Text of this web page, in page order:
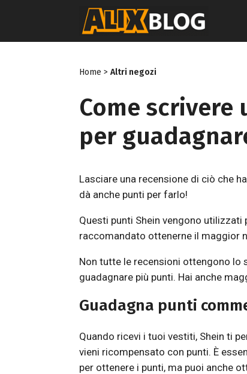
Home > Altri negozi
Come scrivere
per
Lasciare una recensione di ciò che
dà anche punti per farlo!
Questi punti Shein vengono
raccomandato ottenerne il maggior
Non tutte le recensioni ottengono
guadagnare più punti. Hai anche
Guadagna punti
Quando ricevi i tuoi vestiti, Shein ti
vieni ricompensato con punti. È
per ottenere i punti, ma puoi anche